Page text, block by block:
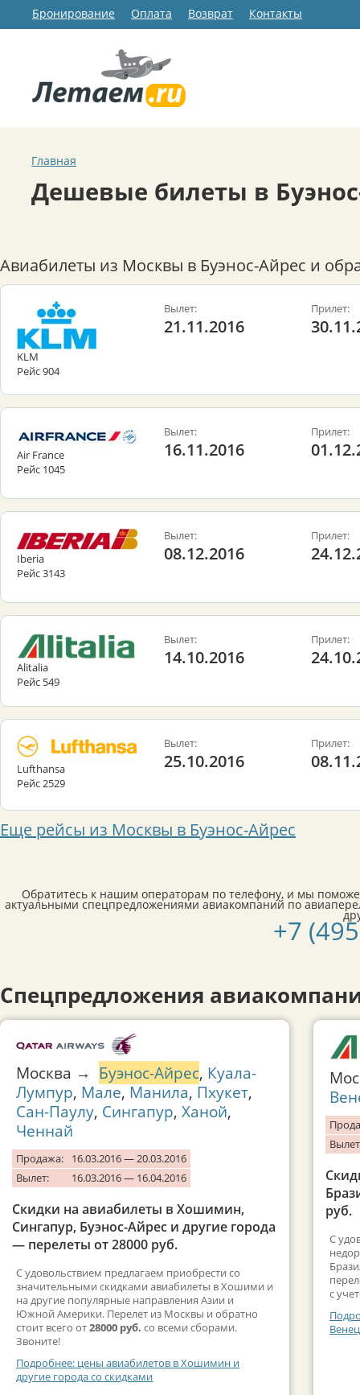
Бронирование Оплата Возврат Контакты
Главная
Дешевые билеты в
Авиабилеты из Москвы в Буэнос-Айрес и
KLM
Рейс 904
Вылет:
21.11.2016
Прилет:
Air France
Рейс 1045
Вылет:
16.11.2016
Прилет:
Iberia
Рейс 3143
Вылет:
08.12.2016
Прилет:
Alitalia
Рейс 549
Вылет:
14.10.2016
Прилет:
Lufthansa
Рейс 2529
Вылет:
25.10.2016
Прилет:
Еще рейсы из Москвы в Буэнос-Айрес
Обратитесь к нашим операторам по телефону, и мы
актуальными спецпредложениями авиакомпаний по
+7
Спецпредложения
Москва → Буэнос-Айрес, Куала-
Лумпур, Мале, Манила, Пхукет,
Сан-Паулу, Сингапур, Ханой,
Ченнай
Продажа:
16.03.2016 — 20.03.2016
Вылет:
16.03.2016 — 16.04.2016
Скидки на авиабилеты в Хошимин,
Сингапур, Буэнос-Айрес и другие города
— перелеты от 28000 руб.
С удовольствием предлагаем приобрести со
значительными скидками авиабилеты в Хошими и
на другие популярные направления Азии и
Южной Америки. Перелет из Москвы и обратно
стоит всего от28000 руб. со всеми сборами.
Звоните!
Подробнее: цены авиабилетов в Хошимин и
другие города со скидками
руб.
С
с